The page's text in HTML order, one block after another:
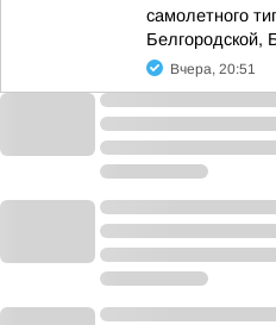
самолетного
Белгородской,
Вчера, 20:51